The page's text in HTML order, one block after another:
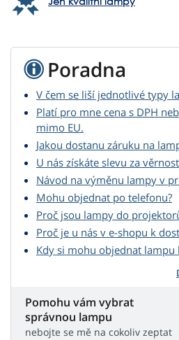
Poradna
V čem se liší jednotlivé typy
Platí pro mne cena s DPH
mimo EU.
Jakou dostanu záruku na
U nás získáte slevu za věrnost
Návod na výměnu lampy v
Mohu objednat po telefonu?
Proč jsou lampy do
Proč je u nás v e-shopu k
Kdy si mohu objednat lampu
Pomohu vám vybrat
správnou lampu
nebojte se mě na cokoliv zeptat